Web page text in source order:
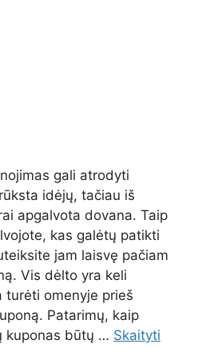
gali atrodyti
idėjų, tačiau iš
apgalvota dovana. Taip
kas galėtų patikti
jam laisvę pačiam
Vis dėlto yra keli
turėti omenyje prieš
Patarimų, kaip
kuponas būtų … Skaityti